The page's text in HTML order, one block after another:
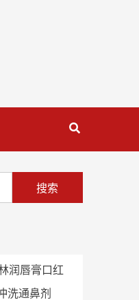
润唇膏口红
洗通鼻剂